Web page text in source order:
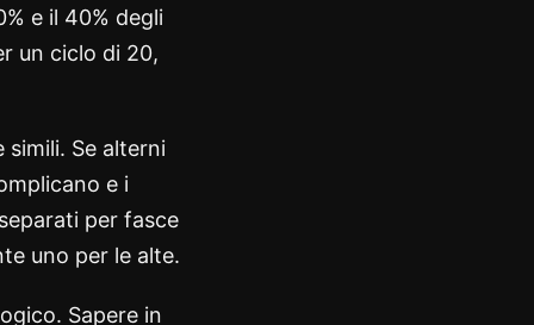
e il 40% degli
un ciclo di 20,
Se alterni
e i
per fasce
uno per le alte.
Sapere in